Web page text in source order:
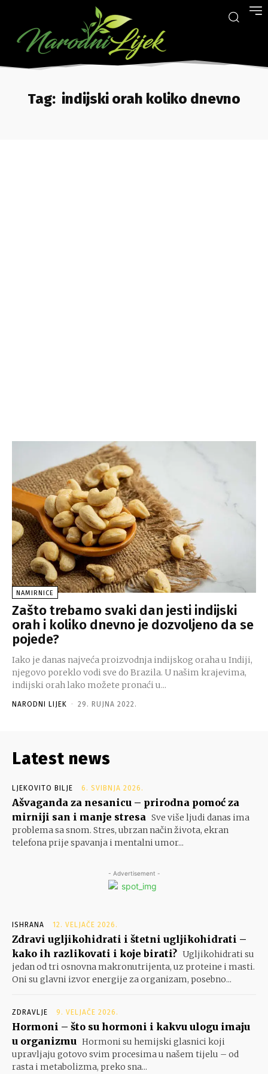
Tag: indijski orah koliko dnevno
NAMIRNICE
Zašto trebamo svaki dan jesti indijski
orah i koliko dnevno je dozvoljeno da se
pojede?
Iako je danas najveća proizvodnja indijskog oraha u Indiji,
njegovo poreklo vodi sve do Brazila. U našim krajevima,
indijski orah lako možete pronaći u...
NARODNI LIJEK - 29. RUJNA 2022.
Latest news
LJEKOVITO BILJE 6. SVIBNJA 2026.
Ašvaganda za nesanicu – prirodna pomoć za
mirniji san i manje stresa Sve više ljudi danas ima
problema sa snom. Stres, ubrzan način života, ekran
telefona prije spavanja i mentalni umor...
- Advertisement -
ISHRANA 12. VELJAČE 2026.
Zdravi ugljikohidrati i štetni ugljikohidrati –
kako ih razlikovati i koje birati? Ugljikohidrati su
jedan od tri osnovna makronutrijenta, uz proteine i masti.
Oni su glavni izvor energije za organizam, posebno...
ZDRAVLJE 9. VELJAČE 2026.
Hormoni – što su hormoni i kakvu ulogu imaju
u organizmu Hormoni su hemijski glasnici koji
upravljaju gotovo svim procesima u našem tijelu – od
rasta i metabolizma, preko sna...